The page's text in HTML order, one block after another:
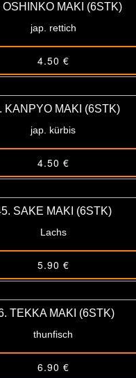
OSHINKO MAKI (6STK)
jap. rettich
4.50 €
KANPYO MAKI (6STK)
jap. kürbis
4.50 €
SAKE MAKI (6STK)
Lachs
5.90 €
TEKKA MAKI (6STK)
thunfisch
6.90 €